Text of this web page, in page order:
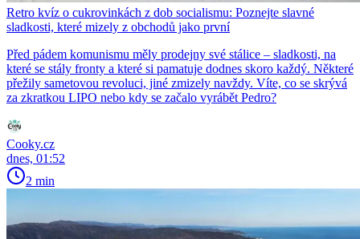
Retro kvíz o cukrovinkách z dob socialismu: Poznejte slavné
sladkosti, které mizely z obchodů jako první
Před pádem komunismu měly prodejny své stálice – sladkosti, na
které se stály fronty a které si pamatuje dodnes skoro každý. Některé
přežily sametovou revoluci, jiné zmizely navždy. Víte, co se skrývá
za zkratkou LIPO nebo kdy se začalo vyrábět Pedro?
Cooky.cz
dnes, 01:52
2 min